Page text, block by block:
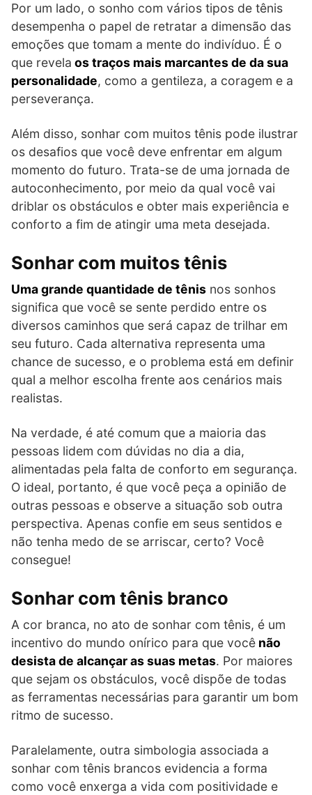
Por um lado, o sonho com vários tipos de tênis
desempenha o papel de retratar a dimensão das
emoções que tomam a mente do indivíduo. É o
que revela os traços mais marcantes de da sua
personalidade, como a gentileza, a coragem e a
perseverança.
Além disso, sonhar com muitos tênis pode ilustrar
os desafios que você deve enfrentar em algum
momento do futuro. Trata-se de uma jornada de
autoconhecimento, por meio da qual você vai
driblar os obstáculos e obter mais experiência e
conforto a fim de atingir uma meta desejada.
Sonhar com muitos tênis
Uma grande quantidade de tênis nos sonhos
significa que você se sente perdido entre os
diversos caminhos que será capaz de trilhar em
seu futuro. Cada alternativa representa uma
chance de sucesso, e o problema está em definir
qual a melhor escolha frente aos cenários mais
realistas.
Na verdade, é até comum que a maioria das
pessoas lidem com dúvidas no dia a dia,
alimentadas pela falta de conforto em segurança.
O ideal, portanto, é que você peça a opinião de
outras pessoas e observe a situação sob outra
perspectiva. Apenas confie em seus sentidos e
não tenha medo de se arriscar, certo? Você
consegue!
Sonhar com tênis branco
A cor branca, no ato de sonhar com tênis, é um
incentivo do mundo onírico para que você não
desista de alcançar as suas metas. Por maiores
que sejam os obstáculos, você dispõe de todas
as ferramentas necessárias para garantir um bom
ritmo de sucesso.
Paralelamente, outra simbologia associada a
sonhar com tênis brancos evidencia a forma
como você enxerga a vida com positividade e